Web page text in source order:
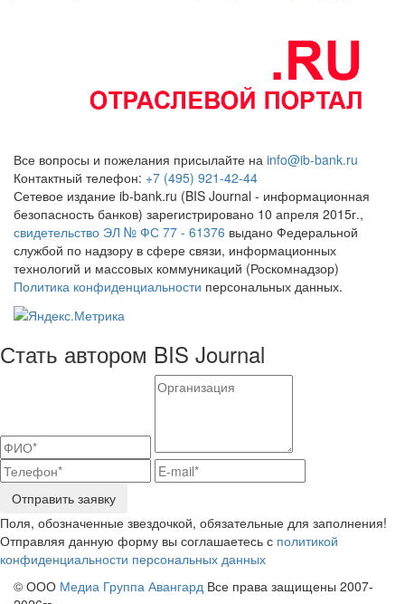
Все вопросы и пожелания присылайте на info@ib-bank.ru
Контактный телефон: +7 (495) 921-42-44
Сетевое издание ib-bank.ru (BIS Journal - информационная
безопасность банков) зарегистрировано 10 апреля 2015г.,
свидетельство ЭЛ № ФС 77 - 61376 выдано Федеральной
службой по надзору в сфере связи, информационных
технологий и массовых коммуникаций (Роскомнадзор)
Политика конфиденциальности персональных данных.
Стать автором BIS Journal
Отправить заявку
Поля, обозначенные звездочкой, обязательные для заполнения!
Отправляя данную форму вы соглашаетесь с политикой
конфиденциальности персональных данных
© ООО Медиа Группа Авангард Все права защищены 2007-